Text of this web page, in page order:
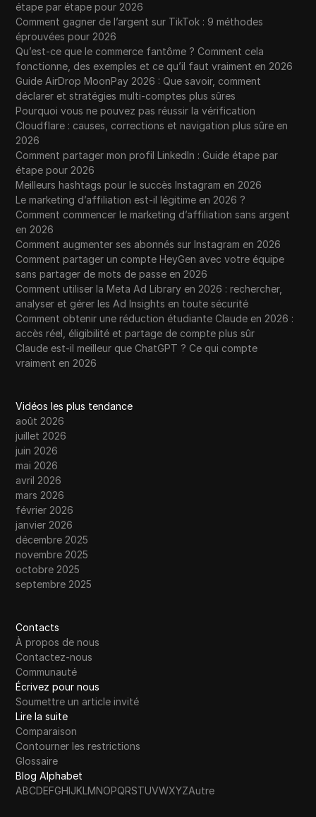
étape par étape pour 2026
Comment gagner de l’argent sur TikTok : 9 méthodes
éprouvées pour 2026
Qu’est-ce que le commerce fantôme ? Comment cela
fonctionne, des exemples et ce qu’il faut vraiment en 2026
Guide AirDrop MoonPay 2026 : Que savoir, comment
déclarer et stratégies multi-comptes plus sûres
Pourquoi vous ne pouvez pas réussir la vérification
Cloudflare : causes, corrections et navigation plus sûre en
2026
Comment partager mon profil LinkedIn : Guide étape par
étape pour 2026
Meilleurs hashtags pour le succès Instagram en 2026
Le marketing d’affiliation est-il légitime en 2026 ?
Comment commencer le marketing d’affiliation sans argent
en 2026
Comment augmenter ses abonnés sur Instagram en 2026
Comment partager un compte HeyGen avec votre équipe
sans partager de mots de passe en 2026
Comment utiliser la Meta Ad Library en 2026 : rechercher,
analyser et gérer les Ad Insights en toute sécurité
Comment obtenir une réduction étudiante Claude en 2026 :
accès réel, éligibilité et partage de compte plus sûr
Claude est-il meilleur que ChatGPT ? Ce qui compte
vraiment en 2026
Vidéos les plus tendance
août 2026
juillet 2026
juin 2026
mai 2026
avril 2026
mars 2026
février 2026
janvier 2026
décembre 2025
novembre 2025
octobre 2025
septembre 2025
Contacts
À propos de nous
Contactez-nous
Communauté
Écrivez pour nous
Soumettre un article invité
Lire la suite
Comparaison
Contourner les restrictions
Glossaire
Blog Alphabet
ABCDEFGHIJKLMNOPQRSTUVWXYZAutre